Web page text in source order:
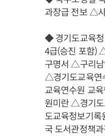
과장급 전보 △
◆ 경기도교육청
4급(승진 포함)
구명서 △구리
△경기도교육연
교육연수원 교
원미란 △경기
도교육정보기
국 도서관정책